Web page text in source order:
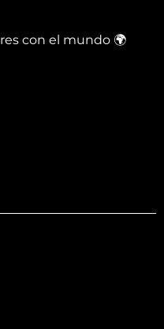
con el mundo 🌍